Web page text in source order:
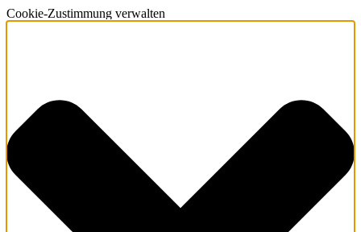
Cookie-Zustimmung verwalten